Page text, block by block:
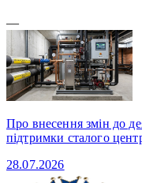
—
Про внесення змін до
підтримки сталого
28.07.2026